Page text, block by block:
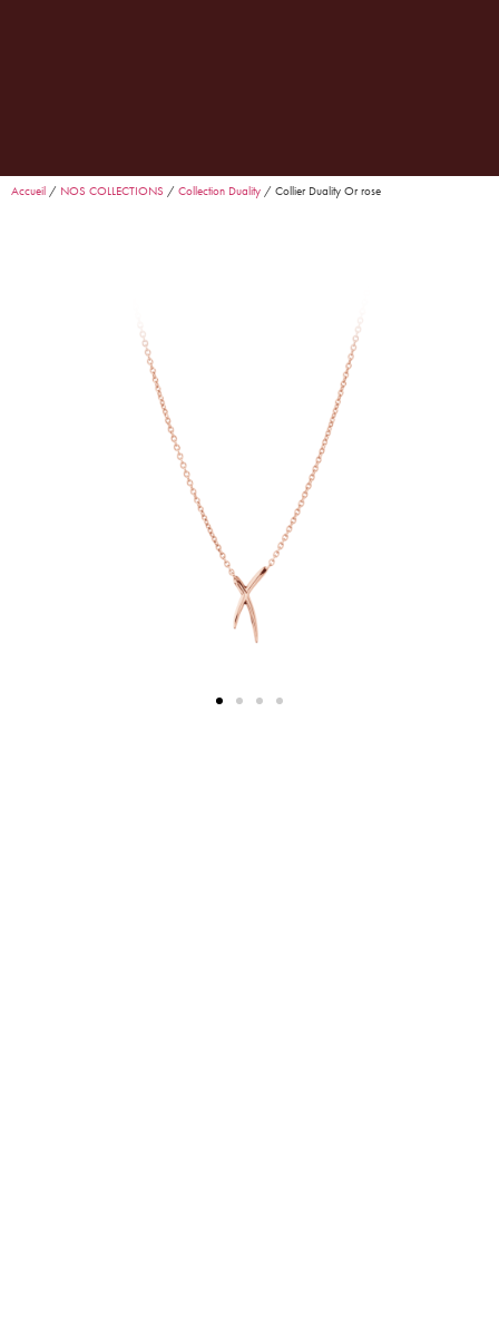
Accueil / NOS COLLECTIONS / Collection Duality / Collier Duality Or rose